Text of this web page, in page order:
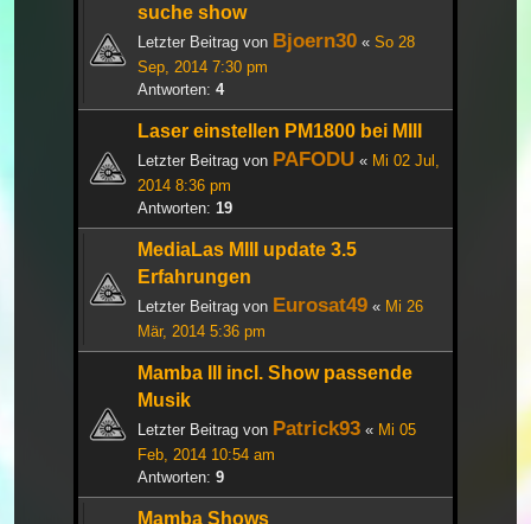
suche show
Letzter Beitrag von Bjoern30 « So 28
Sep, 2014 7:30 pm
Antworten: 4
Laser einstellen PM1800 bei MIII
Letzter Beitrag von PAFODU « Mi 02 Jul,
2014 8:36 pm
Antworten: 19
MediaLas MIII update 3.5
Erfahrungen
Letzter Beitrag von Eurosat49 « Mi 26
Mär, 2014 5:36 pm
Mamba III incl. Show passende
Musik
Letzter Beitrag von Patrick93 « Mi 05
Feb, 2014 10:54 am
Antworten: 9
Mamba Shows